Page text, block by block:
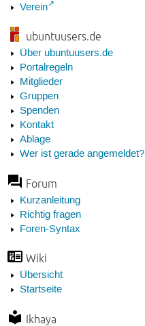
Verein
ubuntuusers.de
Über ubuntuusers.de
Portalregeln
Mitglieder
Gruppen
Spenden
Kontakt
Ablage
Wer ist gerade angemeldet?
Forum
Kurzanleitung
Richtig fragen
Foren-Syntax
Wiki
Übersicht
Startseite
Ikhaya